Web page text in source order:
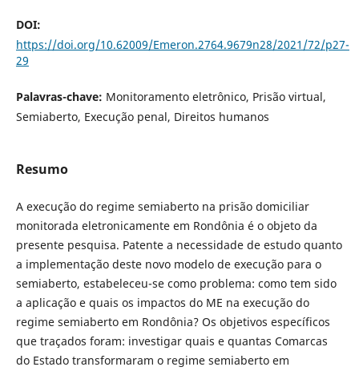
DOI:
https://doi.org/10.62009/Emeron.2764.9679n28/2021/72/p27-
29
Palavras-chave: Monitoramento eletrônico, Prisão virtual,
Semiaberto, Execução penal, Direitos humanos
Resumo
A execução do regime semiaberto na prisão domiciliar
monitorada eletronicamente em Rondônia é o objeto da
presente pesquisa. Patente a necessidade de estudo quanto
a implementação deste novo modelo de execução para o
semiaberto, estabeleceu-se como problema: como tem sido
a aplicação e quais os impactos do ME na execução do
regime semiaberto em Rondônia? Os objetivos específicos
que traçados foram: investigar quais e quantas Comarcas
do Estado transformaram o regime semiaberto em